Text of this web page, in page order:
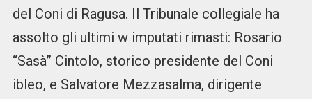
del Coni di Ragusa. Il Tribunale collegiale ha
assolto gli ultimi w imputati rimasti: Rosario
“Sasà” Cintolo, storico presidente del Coni
ibleo, e Salvatore Mezzasalma, dirigente